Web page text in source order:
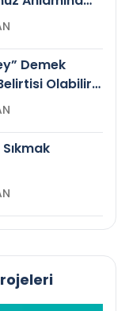
Demek
Olabilir